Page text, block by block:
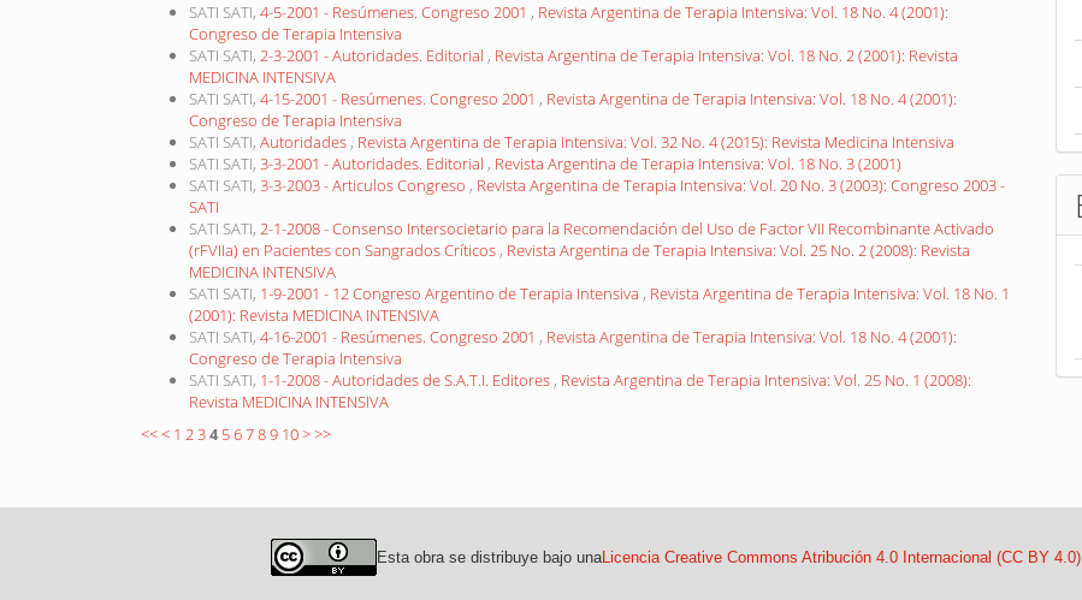
SATI SATI, 4-5-2001 - Resúmenes. Congreso 2001 , Revista Argentina de Terapia Intensiva: Vol. 18 No. 4 (2001):
Congreso de Terapia Intensiva
SATI SATI, 2-3-2001 - Autoridades. Editorial , Revista Argentina de Terapia Intensiva: Vol. 18 No. 2 (2001): Revista
MEDICINA INTENSIVA
SATI SATI, 4-15-2001 - Resúmenes. Congreso 2001 , Revista Argentina de Terapia Intensiva: Vol. 18 No. 4 (2001):
Congreso de Terapia Intensiva
SATI SATI, Autoridades , Revista Argentina de Terapia Intensiva: Vol. 32 No. 4 (2015): Revista Medicina Intensiva
SATI SATI, 3-3-2001 - Autoridades. Editorial , Revista Argentina de Terapia Intensiva: Vol. 18 No. 3 (2001)
SATI SATI, 3-3-2003 - Articulos Congreso , Revista Argentina de Terapia Intensiva: Vol. 20 No. 3 (2003): Congreso 2003 -
SATI
SATI SATI, 2-1-2008 - Consenso Intersocietario para la Recomendación del Uso de Factor VII Recombinante Activado
(rFVIIa) en Pacientes con Sangrados Críticos , Revista Argentina de Terapia Intensiva: Vol. 25 No. 2 (2008): Revista
MEDICINA INTENSIVA
SATI SATI, 1-9-2001 - 12 Congreso Argentino de Terapia Intensiva , Revista Argentina de Terapia Intensiva: Vol. 18 No. 1
(2001): Revista MEDICINA INTENSIVA
SATI SATI, 4-16-2001 - Resúmenes. Congreso 2001 , Revista Argentina de Terapia Intensiva: Vol. 18 No. 4 (2001):
Congreso de Terapia Intensiva
SATI SATI, 1-1-2008 - Autoridades de S.A.T.I. Editores , Revista Argentina de Terapia Intensiva: Vol. 25 No. 1 (2008):
Revista MEDICINA INTENSIVA
<<< 1 234 56789 10>>>
Esta obra se distribuye bajo unaLicencia Creative Commons Atribución 4.0 Internacional (CC BY 4.0).